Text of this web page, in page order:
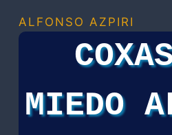
ALFONSO AZPIRI
MIEDO